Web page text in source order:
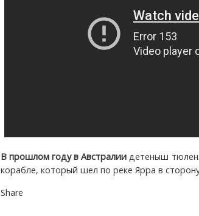
В прошлом году в Австралии детеныш
корабле, который шел по реке Ярра в
Share